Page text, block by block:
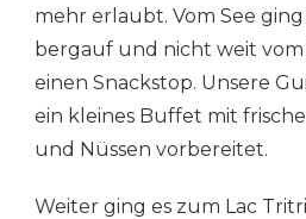
mehr erlaubt. Vom See
bergauf und nicht weit
einen Snackstop. Unsere
ein kleines Buffet mit
und Nüssen vorbereitet.
Weiter ging es zum Lac